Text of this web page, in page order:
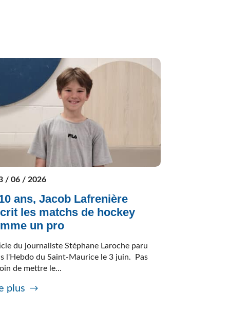
/ 06 / 2026
ans, Jacob Lafrenière
les matchs de hockey
un pro
du journaliste Stéphane Laroche paru
l'Hebdo du Saint-Maurice le 3 juin. Pas
de mettre le...
plus